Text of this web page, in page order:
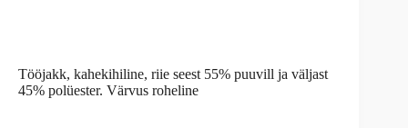
Tööjakk, kahekihiline, riie seest 55% puuvill ja väljast
45% polüester. Värvus roheline